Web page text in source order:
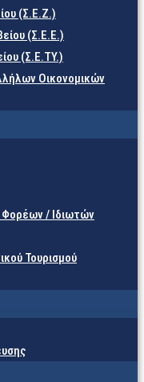
(Σ.Ε.Ζ.)
(Σ.Ε.Ε.)
(Σ.Ε.TY.)
Οικονομικών
Φορέων / Ιδιωτών
Τουρισμού